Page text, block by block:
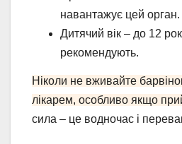
навантажує цей орган.
Дитячий вік – до 12
рекомендують.
Ніколи не вживайте
лікарем, особливо якщо
сила – це водночас і